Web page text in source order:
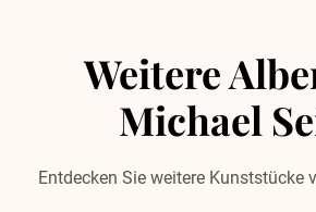
Weitere
Michael
Entdecken Sie weitere Kunststücke